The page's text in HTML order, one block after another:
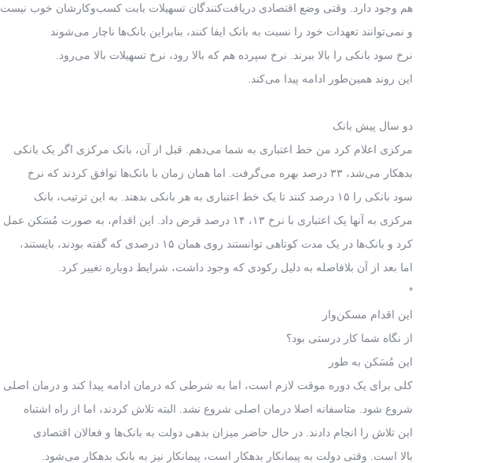
هم وجود دارد. وقتی وضع اقتصادی دریافت‌کنندگان تسهیلات بابت کسب‌وکارشان خوب نیست
و نمی‌توانند تعهدات خود را نسبت به بانک ایفا کنند، بنابراین بانک‌ها ناچار می‌شوند
نرخ سود بانکی را بالا ببرند. نرخ سپرده هم که بالا رود، نرخ تسهیلات بالا می‌رود.
این روند همین‌طور ادامه پیدا می‌کند.
دو سال پیش بانک
مرکزی اعلام کرد من خط اعتباری به شما می‌دهم. قبل از آن، بانک مرکزی اگر یک بانکی
بدهکار می‌شد، ۳۳ درصد بهره می‌گرفت. اما همان زمان با بانک‌ها توافق کردند که نرخ
سود بانکی را ۱۵ درصد کنند تا یک خط اعتباری به هر بانکی بدهند. به این ترتیب، بانک
مرکزی به آنها یک اعتباری با نرخ ۱۳، ۱۴ درصد قرض داد. این اقدام، به صورت مُسَکن عمل
کرد و بانک‌ها در یک مدت کوتاهی توانستند روی همان ۱۵ درصدی که گفته بودند، بایستند،
اما بعد از آن بلافاصله به دلیل رکودی که وجود داشت، شرایط دوباره تغییر کرد.
*
این اقدام مسکن‌وار
از نگاه شما کار درستی بود؟
این مُسَکن به طور
کلی برای یک دوره موقت لازم است، اما به شرطی که درمان ادامه پیدا کند و درمان اصلی
شروع شود. متاسفانه اصلا درمان اصلی شروع نشد. البته تلاش کردند، اما از راه اشتباه
این تلاش را انجام دادند. در حال حاضر میزان بدهی دولت به بانک‌ها و فعالان اقتصادی
بالا است. وقتی دولت به پیمانکار بدهکار است، پیمانکار نیز به بانک بدهکار می‌شود.